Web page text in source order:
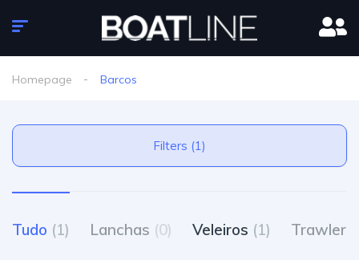
Homepage Barcos
Filters (1)
Tudo (1) Lanchas (0) Veleiros (1) Trawlers